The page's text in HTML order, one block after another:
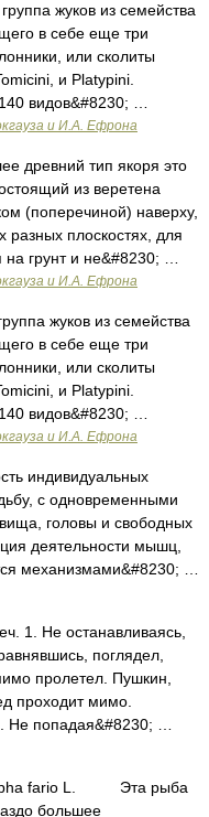
жуков из семейства
в себе еще три
или сколиты
и Platypini.
видов&#8230; …
и И.А. Ефрона
древний тип якоря это
из веретена
(поперечиной) наверху,
разных плоскостях, для
грунт и не&#8230; …
и И.А. Ефрона
жуков из семейства
в себе еще три
или сколиты
и Platypini.
видов&#8230; …
и И.А. Ефрона
индивидуальных
с одновременными
головы и свободных
деятельности мышц,
механизмами&#8230; …
1. Не останавливаясь,
поглядел,
пролетел. Пушкин,
проходит мимо.
Не попадая&#8230; …
fario L. Эта рыба
большее